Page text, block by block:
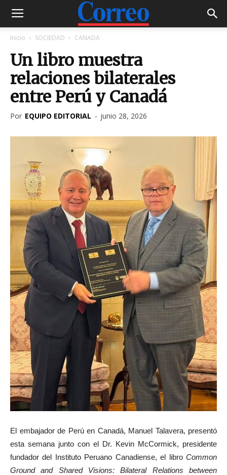
Inicio SOCIEDAD CANADA
Un libro muestra
relaciones bilaterales
entre Perú y Canadá
Por EQUIPO EDITORIAL - junio 28, 2026
El embajador de Perú en Canadá, Manuel Talavera, presentó
esta semana junto con el Dr. Kevin McCormick, presidente
fundador del Instituto Peruano Canadiense, el libro Common
Ground and Shared Visions: Bilateral Relations between